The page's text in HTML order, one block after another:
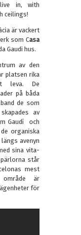
in, with
ceilings!
är vackert
som Casa
Gaudi hus.
av den
platsen rika
leva. De
på båda
de som
av
Gaudí och
organiska
avenyn
sina vita-
står
mest
område är
för